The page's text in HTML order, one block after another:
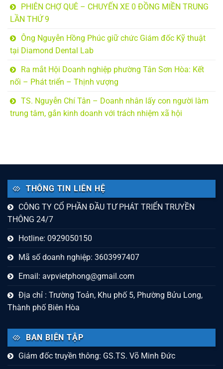
PHIÊN CHỢ QUÊ – CHUYẾN XE 0 ĐỒNG MIỀN TRUNG
LẦN THỨ 9
Ông Nguyễn Hồng Phúc giữ chức Giám đốc Kỹ thuật
tại Diamond Dental Lab
Ra mắt Hội Doanh nghiệp phường Tân Sơn Hòa: Kết
nối – Phát triển – Thịnh vượng
TS. Nguyễn Chí Tân – Doanh nhân lấy con người làm
trung tâm, gắn kinh doanh với trách nhiệm xã hội
THÔNG TIN LIÊN HỆ
CÔNG TY CỔ PHẦN ĐẦU TƯ PHÁT TRIỂN TRUYỀN
THÔNG 24/7
Hotline: 0929050150
Mã số doanh nghiệp: 3603997407
Email: avpvietphong@gmail.com
Địa chỉ : Trường Toản, Khu phố 5, Phường Bửu Long,
Thành phố Biên Hòa
BAN BIÊN TẬP
Giám đốc truyền thông: GS.TS. Võ Minh Đức